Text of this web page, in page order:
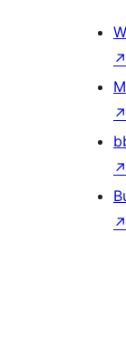
↗
↗
↗
↗